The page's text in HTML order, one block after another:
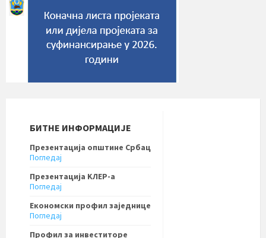
БИТНЕ ИНФОРМАЦИЈЕ
Презентација општине Србац
Погледај
Презентација KЛЕР-a
Погледај
Економски профил заједнице
Погледај
Профил за инвеститоре